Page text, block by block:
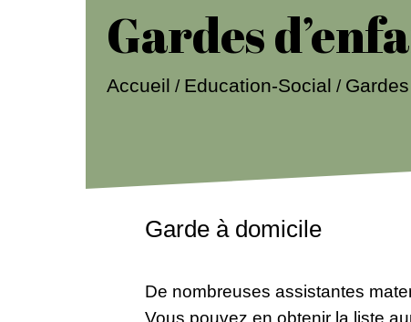
Gardes
Accueil / Education-Social /
Garde à domicile
De nombreuses assistantes
Vous pouvez en obtenir la liste